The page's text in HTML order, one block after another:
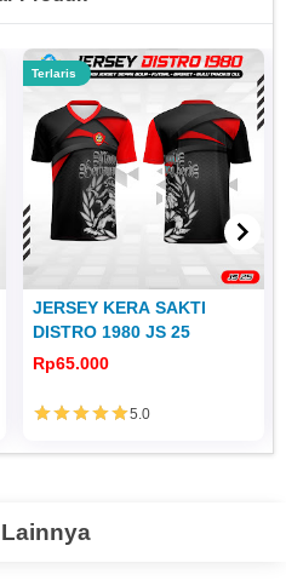
Terlaris
JERSEY KERA SAKTI
DISTRO 1980 JS 25
Rp65.000
5.0